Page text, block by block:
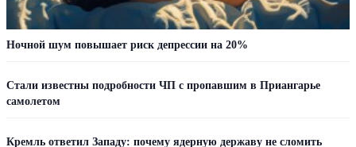
Ночной шум повышает риск депрессии на 20%
Стали известны подробности ЧП с пропавшим в Приангарье
самолетом
Кремль ответил Западу: почему ядерную державу не сломить